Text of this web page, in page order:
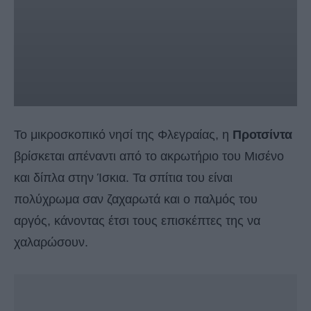
Το μικροσκοπικό νησί της Φλεγραίας, η Προτσίντα
βρίσκεται απέναντι από το ακρωτήριο του Μισένο
και δίπλα στην Ίσκια. Τα σπίτια του είναι
πολύχρωμα σαν ζαχαρωτά και ο παλμός του
αργός, κάνοντας έτσι τους επισκέπτες της να
χαλαρώσουν.